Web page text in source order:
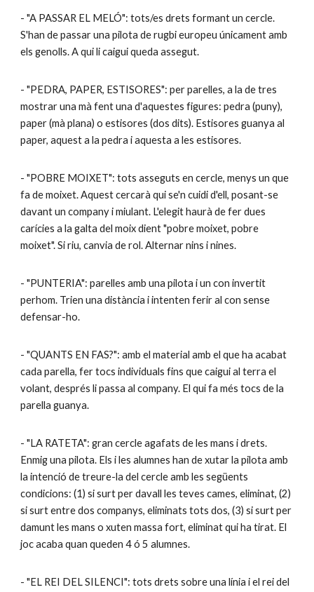
- "A PASSAR EL MELÓ": tots/es drets formant un cercle.
S'han de passar una pilota de rugbi europeu únicament amb
els genolls. A qui li caigui queda assegut.
- "PEDRA, PAPER, ESTISORES": per parelles, a la de tres
mostrar una mà fent una d'aquestes figures: pedra (puny),
paper (mà plana) o estisores (dos dits). Estisores guanya al
paper, aquest a la pedra i aquesta a les estisores.
- "POBRE MOIXET": tots asseguts en cercle, menys un que
fa de moixet. Aquest cercarà qui se'n cuidi d'ell, posant-se
davant un company i miulant. L'elegit haurà de fer dues
carícies a la galta del moix dient "pobre moixet, pobre
moixet". Si riu, canvia de rol. Alternar nins i nines.
- "PUNTERIA": parelles amb una pilota i un con invertit
perhom. Trien una distància i intenten ferir al con sense
defensar-ho.
- "QUANTS EN FAS?": amb el material amb el que ha acabat
cada parella, fer tocs individuals fins que caigui al terra el
volant, després li passa al company. El qui fa més tocs de la
parella guanya.
- "LA RATETA": gran cercle agafats de les mans i drets.
Enmig una pilota. Els i les alumnes han de xutar la pilota amb
la intenció de treure-la del cercle amb les següents
condicions: (1) si surt per davall les teves cames, eliminat, (2)
si surt entre dos companys, eliminats tots dos, (3) si surt per
damunt les mans o xuten massa fort, eliminat qui ha tirat. El
joc acaba quan queden 4 ó 5 alumnes.
- "EL REI DEL SILENCI": tots drets sobre una línia i el rei del